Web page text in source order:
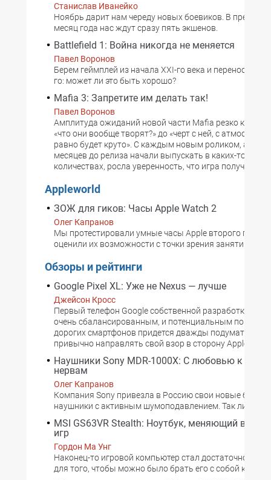
Станислав Иванейко
Ноябрь дарит нам череду новых боевиков. В
месяц года нас ждут сразу пять экшенов.
Battlefield 1: Война никогда не меняется
Павел Воронов
Берем геймплей из начала XXI-го века и переносим в
го: может ли это быть хорошо?
Mafia 3: Запретите им делать так!
Павел Воронов
Амплитуда ожиданий новой части Mafia резко
«что они вообще творят?» до «черт с ней, с
равно будет круто». С каждым новым роликом, а их за
месяцев до релиза начали выпускать в каких-то
количествах, росла уверенность, что игра получится
Appleworld
ЗОЖ для гиков: Часы Apple Watch 2
Олег Капранов
Мы протестировали умные часы Apple второго
оценили их возможности с точки зрения занятий
Обзоры и рейтинги
Google Pixel XL: Уже не Nexus — лучше
Джейсон Кросс
Первый телефон Google собственной разработки
очень сбалансированным, и потенциальным
дорогих смартфонов придется дважды подумать,
привычно направлять свой взор в сторону Apple или
Наушники Sony MDR-1000X: С любовью к
нервам
Олег Капранов
Компания Sony привезла в Россию свои новые
наушники с активным шумоподавлением. Так ли они
MSI GS63VR Stealth: Ноутбук, меняющий
игр
Гордон Ма Унг
Наконец-то игровой компьютер стал достаточно
для того, чтобы можно было брать его с собой куда